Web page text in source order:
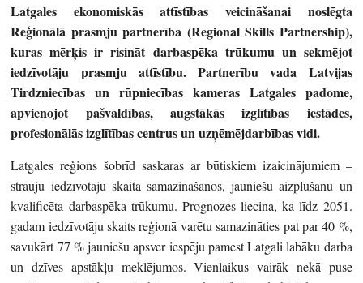
Latgales ekonomiskās attīstības veicināšanai noslēgta
Reģionālā prasmju partnerība (Regional Skills Partnership),
kuras mērķis ir risināt darbaspēka trūkumu un sekmējot
iedzīvotāju prasmju attīstību. Partnerību vada Latvijas
Tirdzniecības un rūpniecības kameras Latgales padome,
apvienojot pašvaldības, augstākās izglītības iestādes,
profesionālās izglītības centrus un uzņēmējdarbības vidi.
Latgales reģions šobrīd saskaras ar būtiskiem izaicinājumiem –
strauju iedzīvotāju skaita samazināšanos, jauniešu aizplūšanu un
kvalificēta darbaspēka trūkumu. Prognozes liecina, ka līdz 2051.
gadam iedzīvotāju skaits reģionā varētu samazināties pat par 40 %,
savukārt 77 % jauniešu apsver iespēju pamest Latgali labāku darba
un dzīves apstākļu meklējumos. Vienlaikus vairāk nekā puse